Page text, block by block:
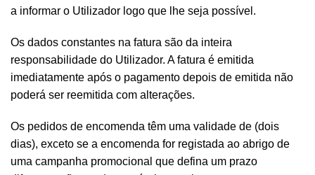
a informar o Utilizador logo que lhe seja possível.
Os dados constantes na fatura são da inteira
responsabilidade do Utilizador. A fatura é emitida
imediatamente após o pagamento depois de emitida não
poderá ser reemitida com alterações.
Os pedidos de encomenda têm uma validade de (dois
dias), exceto se a encomenda for registada ao abrigo de
uma campanha promocional que defina um prazo